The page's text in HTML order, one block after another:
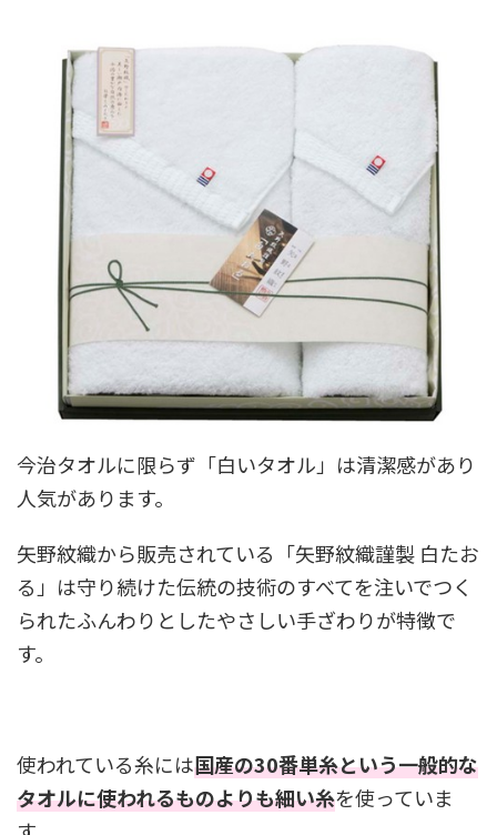
今治タオルに限らず「白いタオル」は清潔感があり
人気があります。
矢野紋織から販売されている「矢野紋織謹製 白たお
る」は守り続けた伝統の技術のすべてを注いでつく
られたふんわりとしたやさしい手ざわりが特徴で
す。
使われている糸には国産の30番単糸という一般的な
タオルに使われるものよりも細い糸を使っていま